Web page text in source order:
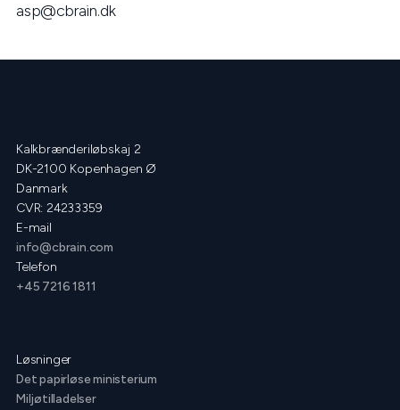
asp@cbrain.dk
Kalkbrænderiløbskaj 2
DK-2100 Kopenhagen Ø
Danmark
CVR: 24233359
E-mail
info@cbrain.com
Telefon
+45 7216 1811
Løsninger
Det papirløse ministerium
Miljøtilladelser